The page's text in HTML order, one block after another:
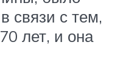
связи с тем,
лет, и она